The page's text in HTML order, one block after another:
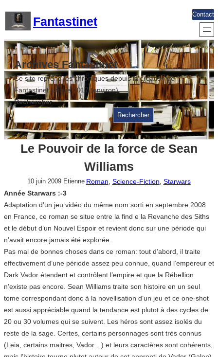
contenu
Fantastinet
Contact
Archives Fantastinet
Ce site reprend les chroniques depuis la création de
Fantastinet jusque 2017 (environ)
Rechercher
Rechercher
Le Pouvoir de la force de Sean
Williams
10 juin 2009 Etienne Roman Science-Fiction Starwars
Année Starwars :-3
Adaptation d’un jeu vidéo du même nom sorti en septembre 2008
en France, ce roman se situe entre la find e la Revanche des Siths
et le début d’un Nouvel Espoir et revient donc sur une période qui
n’avait encore jamais été explorée.
Pas mal de bonnes choses dans ce roman: tout d’abord, il traite
effectivement d’une période assez peu connue, quand l’empereur et
Dark Vador étendent et contrôlent l’empire et que la Rébellion
n’existe pas encore. Sean Williams traite son histoire en un seul
tome correspondant donc à la novellisation d’un jeu et ce one-shot
est aussi appréciable quand la tendance est plutot à des cycles de
20 ou 30 volumes qui se suivent. Les héros sont assez isolés du
reste de la sage. Certes, certains personnages sont très connus
(Leia, certains maitres, Vador…) et leurs caractères sont cohérents,